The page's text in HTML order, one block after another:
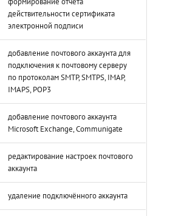
действительности сертификата
электронной подписи
добавление почтового аккаунта для
подключения к почтовому серверу
по протоколам SMTP, SMTPS, IMAP,
IMAPS, POP3
добавление почтового аккаунта
Microsoft Exchange, Communigate
редактирование настроек почтового
аккаунта
удаление подключённого аккаунта